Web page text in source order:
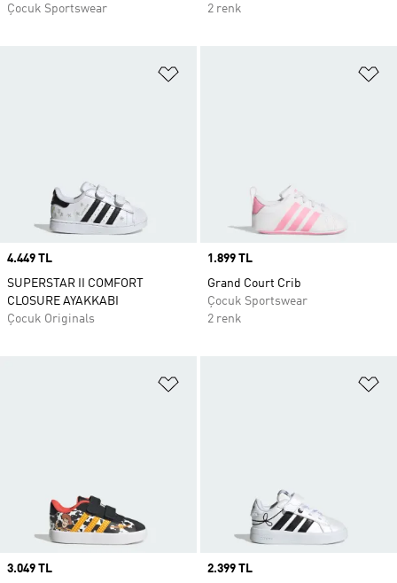
Çocuk Sportswear
2 renk
Price
4.449 TL
SUPERSTAR II COMFORT
CLOSURE AYAKKABI
Çocuk Originals
Price
1.899 TL
Grand Court Crib
Çocuk Sportswear
2 renk
Price
3.049 TL
Price
2.399 TL